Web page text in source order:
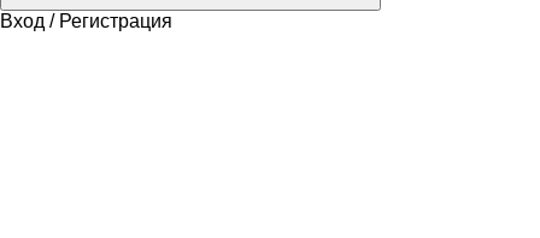
Вход / Регистрация